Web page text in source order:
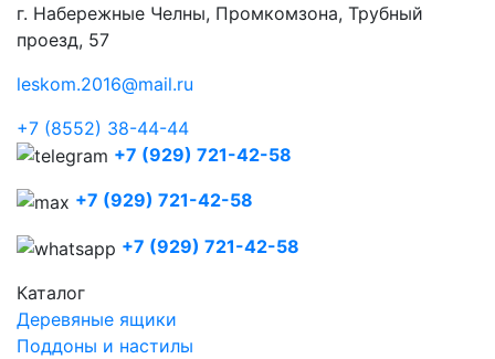
г. Набережные Челны, Промкомзона, Трубный
проезд, 57
leskom.2016@mail.ru
+7 (8552) 38-44-44
+7 (929) 721-42-58
+7 (929) 721-42-58
+7 (929) 721-42-58
Каталог
Деревяные ящики
Поддоны и настилы